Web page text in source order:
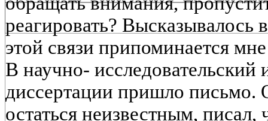
реагировать? Высказывалось
этой связи припоминается
В научно- исследовательский
диссертации пришло письмо.
остаться неизвестным, писал,